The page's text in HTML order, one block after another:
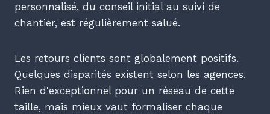
personnalisé, du conseil initial au suivi de
chantier, est régulièrement salué.
Les retours clients sont globalement positifs.
Quelques disparités existent selon les agences.
Rien d'exceptionnel pour un réseau de cette
taille, mais mieux vaut formaliser chaque